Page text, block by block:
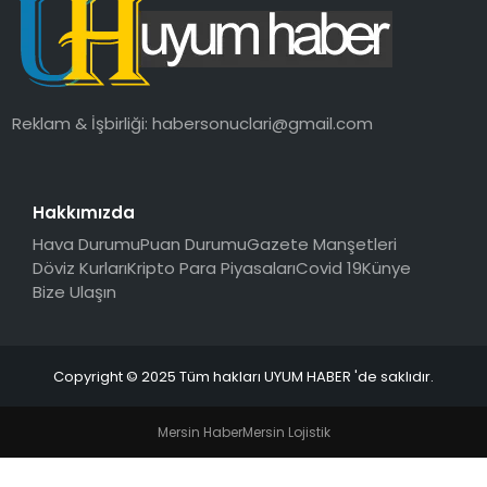
SAĞLIK
MAGAZIN
Reklam & İşbirliği:habersonuclari@gmail.com
Hakkımızda
Hava DurumuPuan DurumuGazete Manşetleri
Döviz KurlarıKripto Para PiyasalarıCovid 19Künye
Bize Ulaşın
Copyright © 2025 Tüm hakları UYUM HABER 'de saklıdır.
Mersin HaberMersin Lojistik